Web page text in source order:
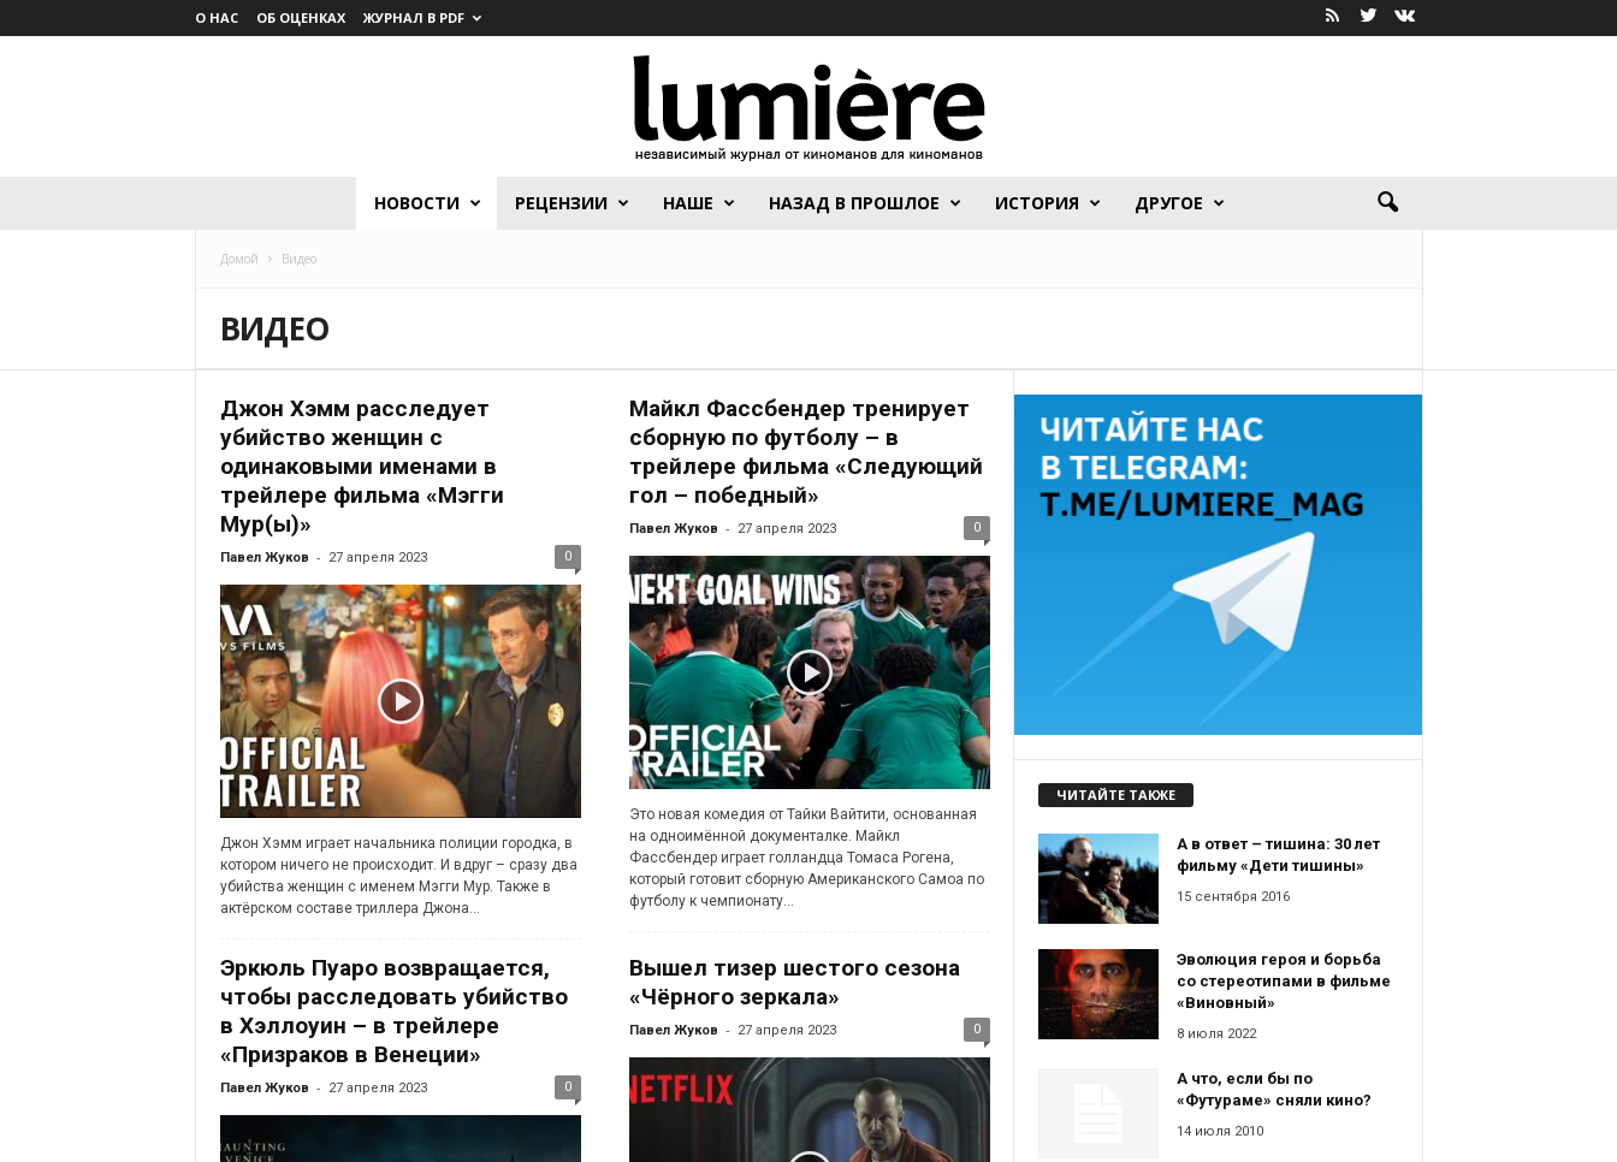
О НАС ОБ ОЦЕНКАХ ЖУРНАЛ В PDF
НОВОСТИ РЕЦЕНЗИИ НАШЕ НАЗАД В ПРОШЛОЕ ИСТОРИЯ ДРУГОЕ
Домой Видео
ВИДЕО
Джон Хэмм расследует
убийство женщин с
одинаковыми именами в
трейлере фильма «Мэгги
Мур(ы)»
Павел Жуков - 27 апреля 2023 0
Джон Хэмм играет начальника полиции городка, в
котором ничего не происходит. И вдруг – сразу два
убийства женщин с именем Мэгги Мур. Также в
актёрском составе триллера Джона...
Майкл Фассбендер тренирует
сборную по футболу – в
трейлере фильма «Следующий
гол – победный»
Павел Жуков - 27 апреля 2023 0
Это новая комедия от Тайки Вайтити, основанная
на одноимённой документалке. Майкл
Фассбендер играет голландца Томаса Рогена,
который готовит сборную Американского Самоа по
футболу к чемпионату...
Эркюль Пуаро возвращается,
чтобы расследовать убийство
в Хэллоуин – в трейлере
«Призраков в Венеции»
Павел Жуков - 27 апреля 2023 0
Вышел тизер шестого сезона
«Чёрного зеркала»
Павел Жуков - 27 апреля 2023 0
ЧИТАЙТЕ ТАКЖЕ
А в ответ – тишина: 30 лет
фильму «Дети тишины»
15 сентября 2016
Эволюция героя и борьба
со стереотипами в фильме
«Виновный»
8 июля 2022
А что, если бы по
«Футураме» сняли кино?
14 июля 2010